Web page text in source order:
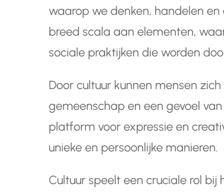
waarop we denken, handelen
breed scala aan elementen,
sociale praktijken die worden
Door cultuur kunnen mensen
gemeenschap en een gevoel
platform voor expressie en
unieke en persoonlijke manieren.
Cultuur speelt een cruciale rol